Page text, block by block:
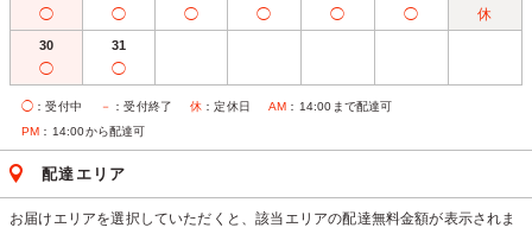
◯ ◯ ◯ ◯ ◯ ◯ 休
30
◯
31
◯
◯ ：受付中 － ：受付終了 休 ：定休日 AM ：14:00まで配達可
PM ：14:00から配達可
配達エリア
お届けエリアを選択していただくと、該当エリアの配達無料金額が表示されま